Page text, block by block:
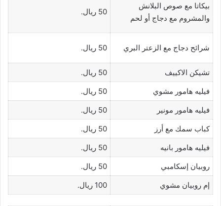
بيكاتا مع صوص البلانش
والمشروم مع دجاج أو لحم
50 ريال.
شرائح دجاج مع الزعتر البري 50 ريال.
تشيكن الاكييف
50 ريال.
فيليه هامور مشوي
50 ريال.
فيليه هامور مونير
50 ريال.
كباب سمك مع أرز
50 ريال.
فيليه هامور بانيه
50 ريال.
روبيان إسكامبي
50 ريال.
إم روبيان مشوي
100 ريال.